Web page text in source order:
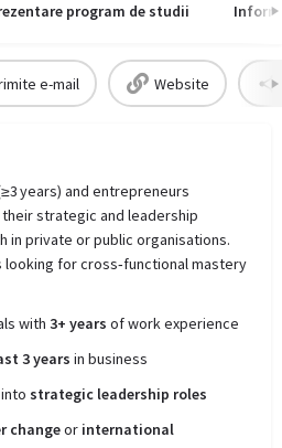
program de studii
e-mail Website
years) and entrepreneurs
strategic and leadership
in private or public organisations.
looking for cross‑functional mastery
with 3+ years of work experience
3 years in business
strategic leadership roles
changeor international